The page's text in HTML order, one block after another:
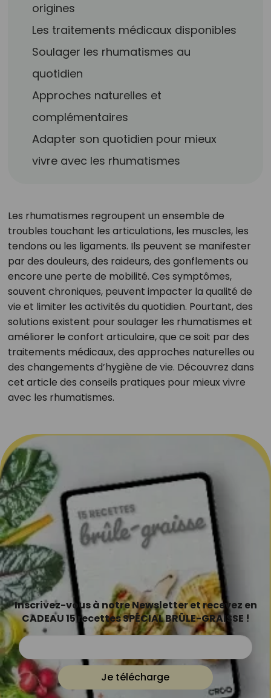
origines
Les traitements médicaux disponibles
Soulager les rhumatismes au
quotidien
Approches naturelles et
complémentaires
Adapter son quotidien pour mieux
vivre avec les rhumatismes
Les rhumatismes regroupent un ensemble de
troubles touchant les articulations, les muscles, les
tendons ou les ligaments. Ils peuvent se manifester
par des douleurs, des raideurs, des gonflements ou
encore une perte de mobilité. Ces symptômes,
souvent chroniques, peuvent impacter la qualité de
vie et limiter les activités du quotidien. Pourtant, des
solutions existent pour soulager les rhumatismes et
améliorer le confort articulaire, que ce soit par des
traitements médicaux, des approches naturelles ou
des changements d’hygiène de vie. Découvrez dans
cet article des conseils pratiques pour mieux vivre
avec les rhumatismes.
Inscrivez-vous à notre Newsletter et recevez en
CADEAU 15 recettes SPÉCIAL BRÛLE-GRAISSE !
Je télécharge